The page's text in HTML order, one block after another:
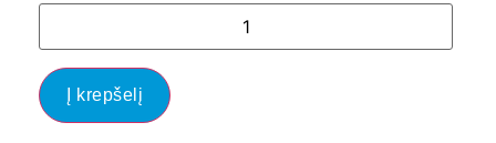
Į krepšelį